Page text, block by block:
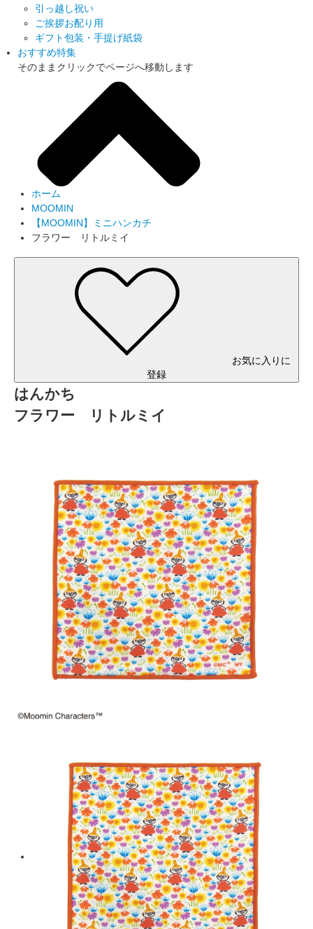
引っ越し祝い
ご挨拶お配り用
ギフト包装・手提げ紙袋
おすすめ特集
そのままクリックでページへ移動します
ホーム
MOOMIN
【MOOMIN】ミニハンカチ
フラワー リトルミイ
お気に入りに
登録
はんかち
フラワー リトルミイ